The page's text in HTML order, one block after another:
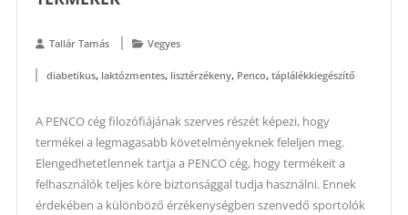
Tallár Tamás Vegyes
diabetikus, laktózmentes, lisztérzékeny, Penco, táplálékkiegészítő
A PENCO cég filozófiájának szerves részét képezi, hogy
termékei a legmagasabb követelményeknek feleljen meg.
Elengedhetetlennek tartja a PENCO cég, hogy termékeit a
felhasználók teljes köre biztonsággal tudja használni. Ennek
érdekében a különböző érzékenységben szenvedő sportolók